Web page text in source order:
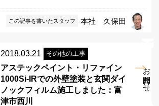
この記事を書いたスタッフ 本社 久保田
2018.03.21 その他の工事
アステックペイント・リファイン
1000Si-IRでの外壁塗装と玄関ダイ
ノックフィルム施工しました：富
津市西川
お問合わせ